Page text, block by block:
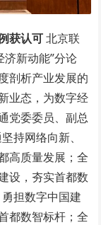
获认可北京联
新动能”分论
剖析产业发展的
业态，为数字经
党委委员、副总
持网络向新、
高质量发展；全
设，夯实首都数
担数字中国建
都数智标杆；全